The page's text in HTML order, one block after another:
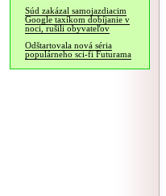
Súd zakázal samojazdiacim
Google taxíkom dobíjanie v
noci, rušili obyvateľov
Odštartovala nová séria
populárneho sci-fi Futurama